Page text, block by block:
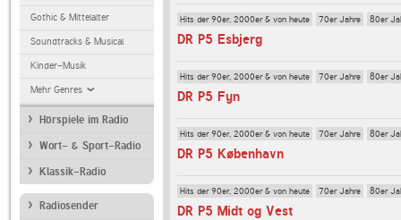
Gothic & Mittelalter
Soundtracks & Musical
Kinder-Musik
Mehr Genres
Hörspiele im Radio
Wort- & Sport-Radio
Klassik-Radio
Radiosender
Hits der 90er, 2000er & von heute 70er Jahre 80er
DR P5 Esbjerg
Hits der 90er, 2000er & von heute 70er Jahre 80er
DR P5 Fyn
Hits der 90er, 2000er & von heute 70er Jahre 80er
DR P5 København
Hits der 90er, 2000er & von heute 70er Jahre 80er
DR P5 Midt og Vest